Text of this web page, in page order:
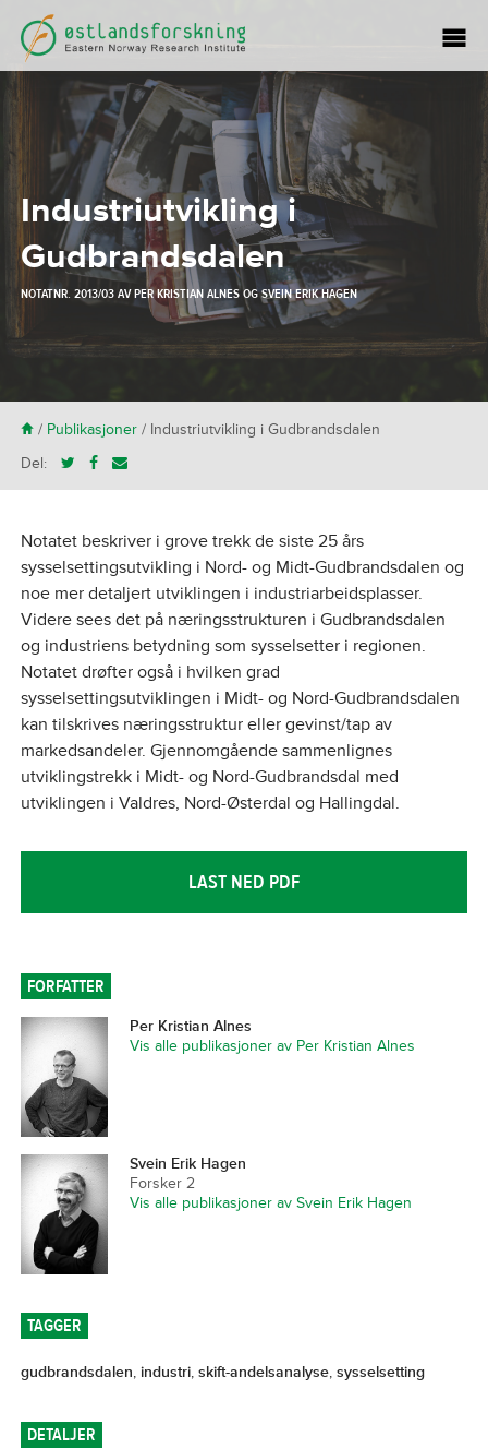
Industriutvikling i
Gudbrandsdalen
NOTATNR. 2013/03 AVPER KRISTIAN ALNESOGSVEIN ERIK HAGEN
H/ Publikasjoner/ Industriutvikling i Gudbrandsdalen
Del:
Notatet beskriver i grove trekk de siste 25 års
sysselsettingsutvikling i Nord- og Midt-Gudbrandsdalen og
noe mer detaljert utviklingen i industriarbeidsplasser.
Videre sees det på næringsstrukturen i Gudbrandsdalen
og industriens betydning som sysselsetter i regionen.
Notatet drøfter også i hvilken grad
sysselsettingsutviklingen i Midt- og Nord-Gudbrandsdalen
kan tilskrives næringsstruktur eller gevinst/tap av
markedsandeler. Gjennomgående sammenlignes
utviklingstrekk i Midt- og Nord-Gudbrandsdal med
utviklingen i Valdres, Nord-Østerdal og Hallingdal.
LAST NED PDF
FORFATTER
Per Kristian Alnes
Vis alle publikasjoner av Per Kristian Alnes
Svein Erik Hagen
Forsker 2
Vis alle publikasjoner av Svein Erik Hagen
TAGGER
gudbrandsdalen, industri, skift-andelsanalyse, sysselsetting
DETALJER